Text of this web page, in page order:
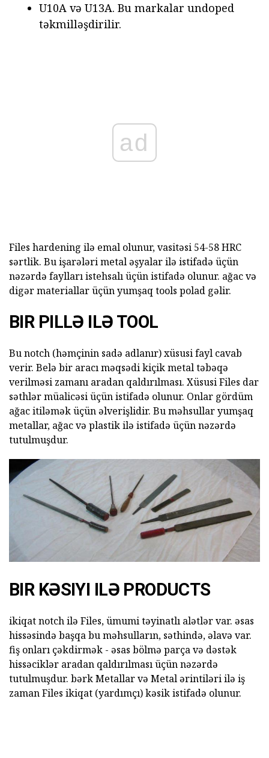
U10A və U13A. Bu markalar undoped
təkmilləşdirilir.
ad
Files hardening ilə emal olunur, vasitəsi 54-58 HRC
sərtlik. Bu işarələri metal əşyalar ilə istifadə üçün
nəzərdə faylları istehsalı üçün istifadə olunur. ağac və
digər materiallar üçün yumşaq tools polad gəlir.
BIR PILLƏ ILƏ TOOL
Bu notch (həmçinin sadə adlanır) xüsusi fayl cavab
verir. Belə bir aracı məqsədi kiçik metal təbəqə
verilməsi zamanı aradan qaldırılması. Xüsusi Files dar
səthlər müalicəsi üçün istifadə olunur. Onlar gördüm
ağac itiləmək üçün əlverişlidir. Bu məhsullar yumşaq
metallar, ağac və plastik ilə istifadə üçün nəzərdə
tutulmuşdur.
BIR KƏSIYI ILƏ PRODUCTS
ikiqat notch ilə Files, ümumi təyinatlı alətlər var. əsas
hissəsində başqa bu məhsulların, səthində, əlavə var.
fiş onları çəkdirmək - əsas bölmə parça və dəstək
hissəciklər aradan qaldırılması üçün nəzərdə
tutulmuşdur. bərk Metallar və Metal ərintiləri ilə iş
zaman Files ikiqat (yardımçı) kəsik istifadə olunur.